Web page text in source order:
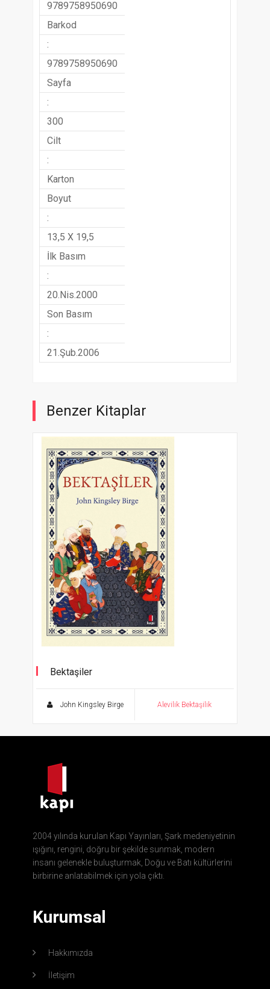
9789758950690
Barkod
:
9789758950690
Sayfa
:
300
Cilt
:
Karton
Boyut
:
13,5 X 19,5
İlk Basım
:
20.Nis.2000
Son Basım
:
21.Şub.2006
Benzer Kitaplar
Bektaşiler
John Kingsley Birge Alevilik Bektaşilik
2004 yılında kurulan Kapı Yayınları, Şark medeniyetinin
ışığını, rengini, doğru bir şekilde sunmak, modern
insanı gelenekle buluşturmak, Doğu ve Batı kültürlerini
birbirine anlatabilmek için yola çıktı.
Kurumsal
Hakkımızda
İletişim